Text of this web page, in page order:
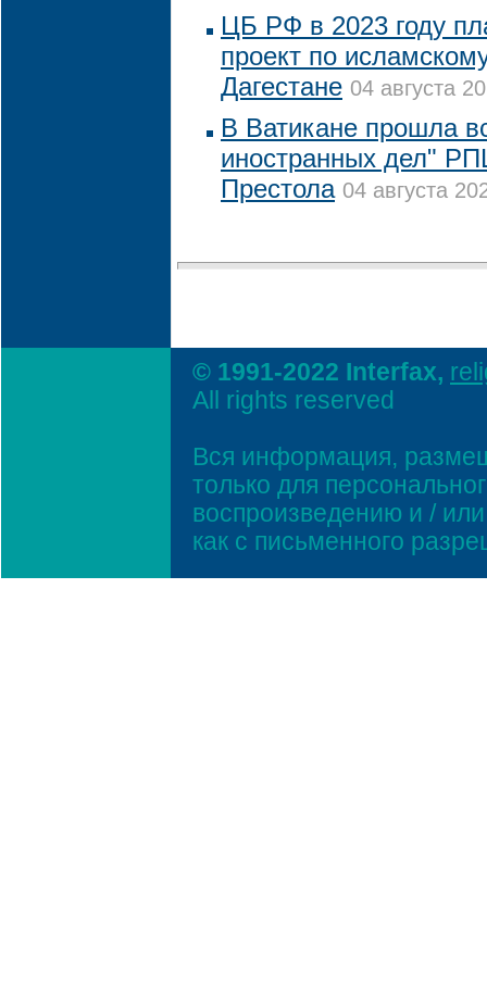
ЦБ РФ в 2023 году
проект по
Дагестане 04 августа
В Ватикане прошла
иностранных дел"
Престола 04 августа
© 1991-2022 Interfax,
All rights reserved
Вся информация,
только для
воспроизведению и /
как с письменного